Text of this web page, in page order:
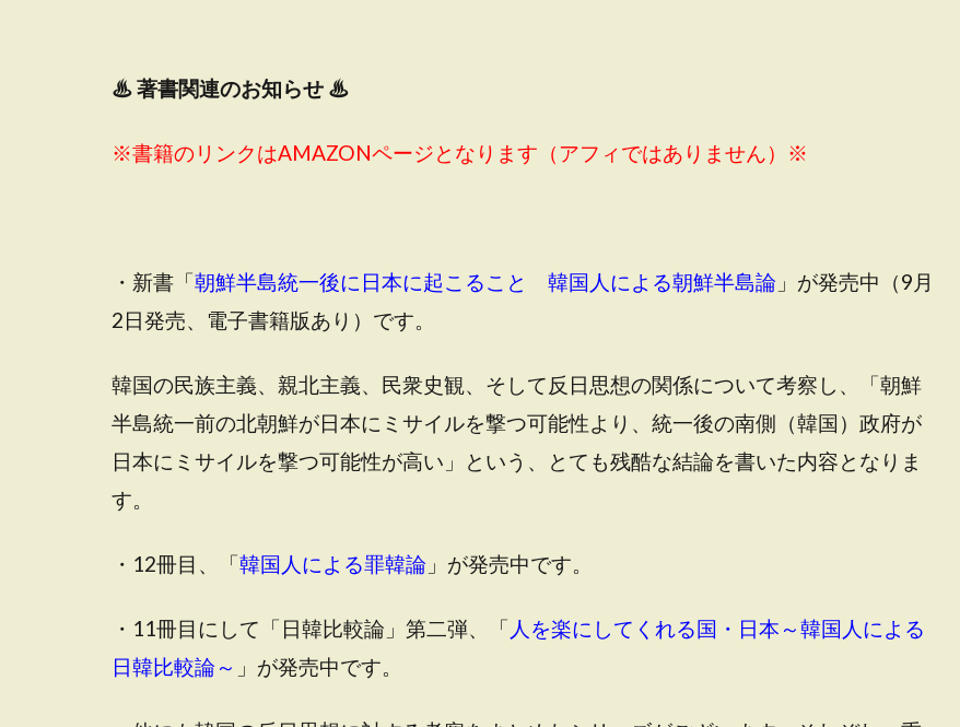
♨著書関連のお知らせ ♨
※書籍のリンクはAMAZONページとなります（アフィではありません）※
・新書「朝鮮半島統一後に日本に起こること 韓国人による朝鮮半島論 」が発売中（9月
2日発売、電子書籍版あり）です。
韓国の民族主義、親北主義、民衆史観、そして反日思想の関係について考察し、「朝鮮
半島統一前の北朝鮮が日本にミサイルを撃つ可能性より、統一後の南側（韓国）政府が
日本にミサイルを撃つ可能性が高い」という、とても残酷な結論を書いた内容となりま
す。
・12冊目、「韓国人による罪韓論 」が発売中です。
・11冊目にして「日韓比較論」第二弾、「 人を楽にしてくれる国・日本～韓国人による
日韓比較論～ 」が発売中です。